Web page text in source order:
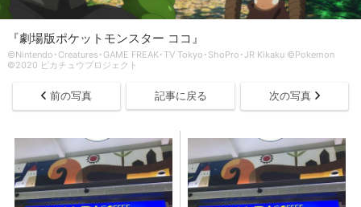
『劇場版ポケットモンスター ココ』
©Nintendo･Creatures･GAME FREAK･TV Tokyo･ShoPro･JR Kikaku ©Pokemon
©2020 ピカチュウプロジェクト
前の写真 記事に戻る 次の写真